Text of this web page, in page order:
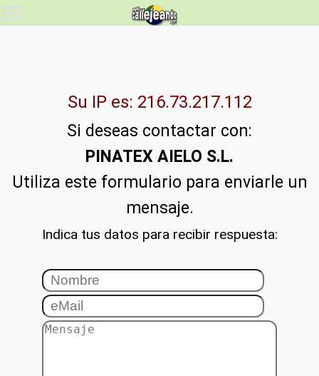
Su IP es: 216.73.217.112
Si deseas contactar con:
PINATEX AIELO S.L.
Utiliza este formulario para enviarle un
mensaje.
Indica tus datos para recibir respuesta: